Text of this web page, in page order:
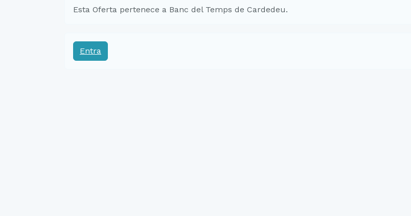
Esta Oferta pertenece a Banc del Temps de Cardedeu.
Entra